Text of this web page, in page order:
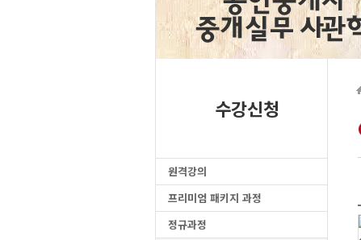
수강신청
원격강의
프리미엄 패키지 과정
정규과정